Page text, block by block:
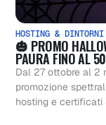
HOSTING & DINTORNI
🎃 PROMO
PAURA FINO AL
Dal 27 ottobre al 2
promozione
hosting e certificati